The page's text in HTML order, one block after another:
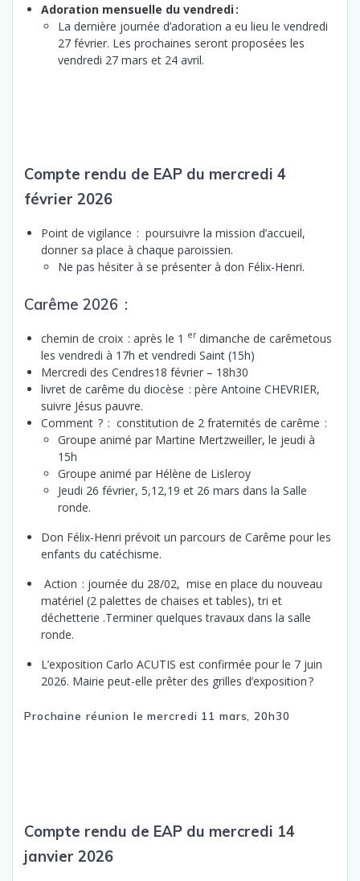
Adoration mensuelle du vendredi :
La dernière journée d’adoration a eu lieu le vendredi
27 février. Les prochaines seront proposées les
vendredi 27 mars et 24 avril.
Compte rendu de EAP du mercredi 4
février 2026
Point de vigilance : poursuivre la mission d’accueil,
donner sa place à chaque paroissien.
Ne pas hésiter à se présenter à don Félix-Henri.
Carême 2026 :
chemin de croix : après le 1 erdimanche de carêmetous
les vendredi à 17h et vendredi Saint (15h)
Mercredi des Cendres18 février – 18h30
livret de carême du diocèse : père Antoine CHEVRIER,
suivre Jésus pauvre.
Comment ? : constitution de 2 fraternités de carême :
Groupe animé par Martine Mertzweiller, le jeudi à
15h
Groupe animé par Hélène de Lisleroy
Jeudi 26 février, 5,12,19 et 26 mars dans la Salle
ronde.
Don Félix-Henri prévoit un parcours de Carême pour les
enfants du catéchisme.
Action : journée du 28/02, mise en place du nouveau
matériel (2 palettes de chaises et tables), tri et
déchetterie .Terminer quelques travaux dans la salle
ronde.
L’exposition Carlo ACUTIS est confirmée pour le 7 juin
2026. Mairie peut-elle prêter des grilles d’exposition ?
Prochaine réunion le mercredi 11 mars, 20h30
Compte rendu de EAP du mercredi 14
janvier 2026